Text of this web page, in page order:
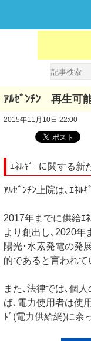
ｱﾙｾﾞﾝﾁﾝ 再生可
2015年11月10日 22:00
ｴﾈﾙｷﾞｰに関する新
ｱﾙｾﾞﾝﾁﾝ上院は､ｴﾈﾙ
2017年までに供給ｴ
より創出し､2020年
陽光･水素発電の発
的であると言われて
また､法律では､個
ば､電力使用者は使
ﾄﾞ(電力供給網)に余